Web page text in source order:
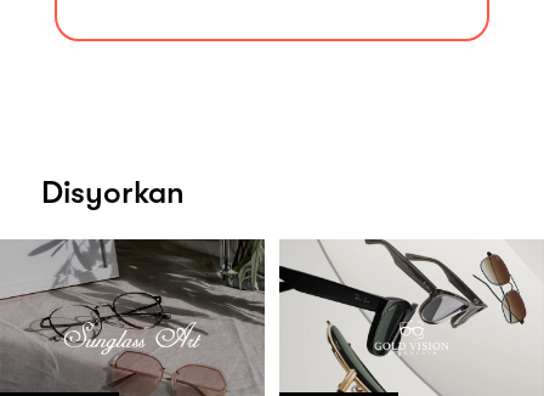
Disyorkan